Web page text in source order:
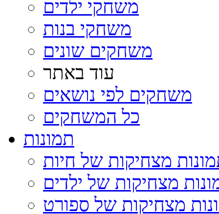
משחקי ילדים
משחקי בנות
משחקים שונים
עוד באתר
משחקים לפי נושאים
כל המשחקים
תמונות
מצחיקות של חיות
מצחיקות של ילדים
מצחיקות של ספורט